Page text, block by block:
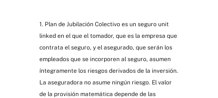
1. Plan de Jubilación Colectivo es un seguro unit
linked en el que el tomador, que es la empresa que
contrata el seguro, y el asegurado, que serán los
empleados que se incorporen al seguro, asumen
íntegramente los riesgos derivados de la inversión.
La aseguradora no asume ningún riesgo. El valor
de la provisión matemática depende de las